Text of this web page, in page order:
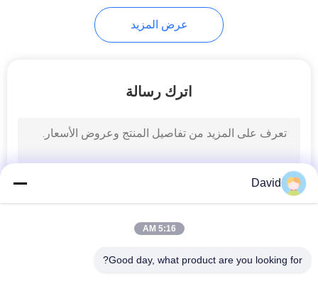
عرض المزيد
اترك رسالة
David
5:16 AM
Good day, what product are you looking for?